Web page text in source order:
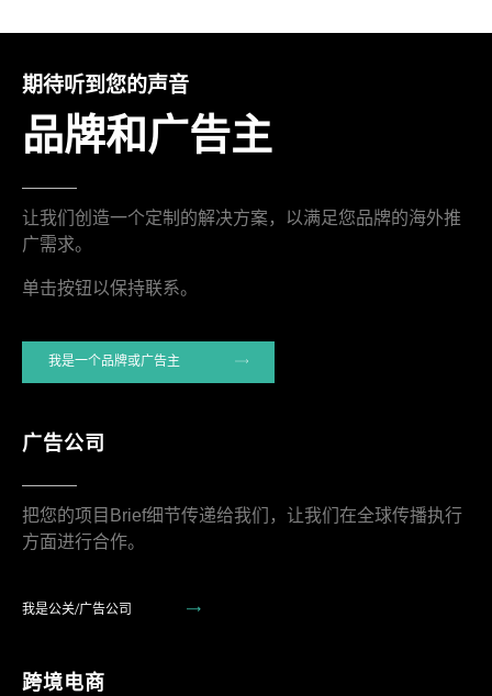
期待听到您的声音
品牌和广告主
让我们创造一个定制的解决方案，以满足您品牌的海外推
广需求。
单击按钮以保持联系。
我是一个品牌或广告主
广告公司
把您的项目Brief细节传递给我们，让我们在全球传播执行
方面进行合作。
我是公关/广告公司
跨境电商